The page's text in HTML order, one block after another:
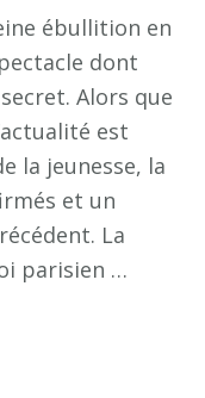
ébullition en
dont
Alors que
est
la jeunesse, la
et un
La
parisien …